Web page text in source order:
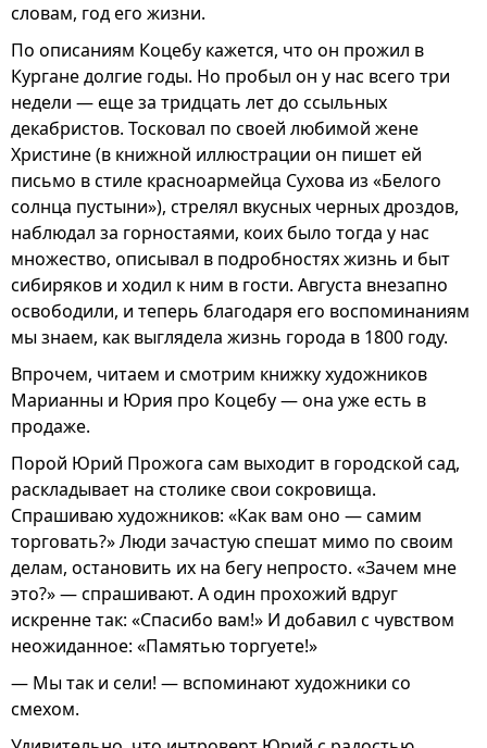
словам, год его жизни.
По описаниям Коцебу кажется, что он прожил в
Кургане долгие годы. Но пробыл он у нас всего три
недели — еще за тридцать лет до ссыльных
декабристов. Тосковал по своей любимой жене
Христине (в книжной иллюстрации он пишет ей
письмо в стиле красноармейца Сухова из «Белого
солнца пустыни»), стрелял вкусных черных дроздов,
наблюдал за горностаями, коих было тогда у нас
множество, описывал в подробностях жизнь и быт
сибиряков и ходил к ним в гости. Августа внезапно
освободили, и теперь благодаря его воспоминаниям
мы знаем, как выглядела жизнь города в 1800 году.
Впрочем, читаем и смотрим книжку художников
Марианны и Юрия про Коцебу — она уже есть в
продаже.
Порой Юрий Прожога сам выходит в городской сад,
раскладывает на столике свои сокровища.
Спрашиваю художников: «Как вам оно — самим
торговать?» Люди зачастую спешат мимо по своим
делам, остановить их на бегу непросто. «Зачем мне
это?» — спрашивают. А один прохожий вдруг
искренне так: «Спасибо вам!» И добавил с чувством
неожиданное: «Памятью торгуете!»
— Мы так и сели! — вспоминают художники со
смехом.